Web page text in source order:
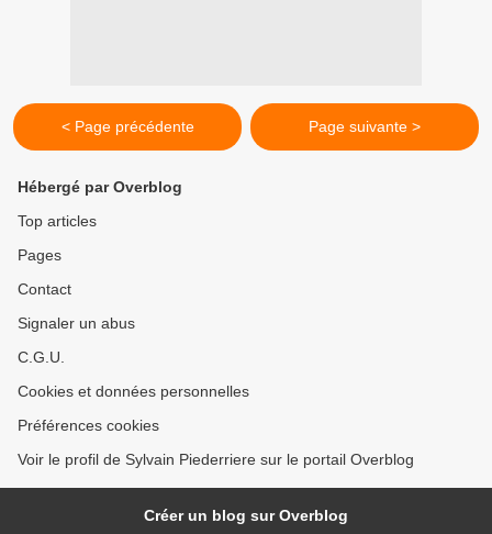
< Page précédente Page suivante >
Hébergé par Overblog
Top articles
Pages
Contact
Signaler un abus
C.G.U.
Cookies et données personnelles
Préférences cookies
Voir le profil de Sylvain Piederriere sur le portail Overblog
Créer un blog sur Overblog